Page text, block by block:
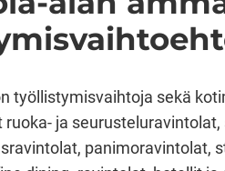
työllistymisvaihtoja sekä
ruoka- ja
panimoravintolat,